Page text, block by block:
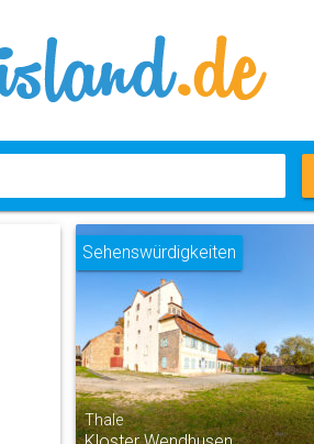
Thale
Sehenswürdigkeiten